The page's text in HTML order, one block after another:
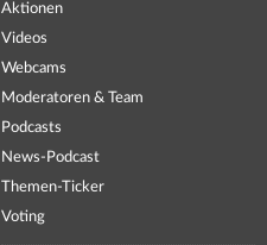
Aktionen
Videos
Webcams
Moderatoren & Team
Podcasts
News-Podcast
Themen-Ticker
Voting